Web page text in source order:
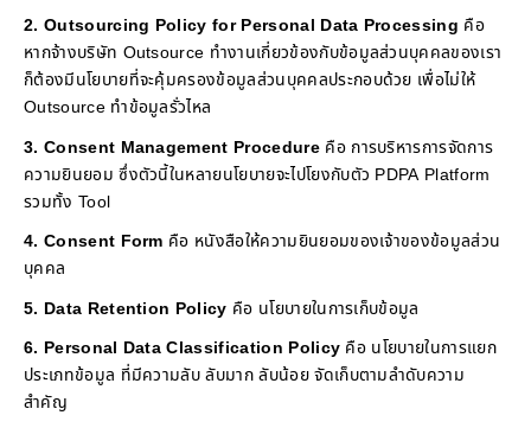
2. Outsourcing Policy for Personal Data Processing คือ
หากจ้างบริษัท Outsource ทำงานเกี่ยวข้องกับข้อมูลส่วนบุคคลของเรา
ก็ต้องมีนโยบายที่จะคุ้มครองข้อมูลส่วนบุคคลประกอบด้วย เพื่อไม่ให้
Outsource ทำข้อมูลรั่วไหล
3. Consent Management Procedureคือ การบริหารการจัดการ
ความยินยอม ซึ่งตัวนี้ในหลายนโยบายจะไปโยงกับตัว PDPA Platform
รวมทั้ง Tool
4. Consent Form คือ หนังสือให้ความยินยอมของเจ้าของข้อมูลส่วน
บุคคล
5. Data Retention Policy คือ นโยบายในการเก็บข้อมูล
6. Personal Data Classification Policy คือ นโยบายในการแยก
ประเภทข้อมูล ที่มีความลับ ลับมาก ลับน้อย จัดเก็บตามลำดับความ
สำคัญ